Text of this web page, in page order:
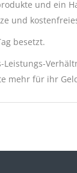
und ein
und
besetzt.
mehr für ihr